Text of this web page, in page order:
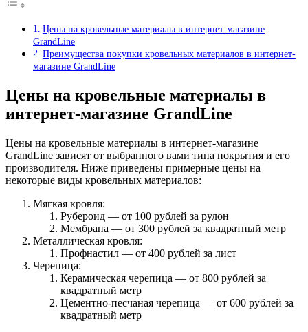
Цены на кровельные материалы в интернет-магазине
GrandLine
Преимущества покупки кровельных материалов в интернет-
магазине GrandLine
Цены на кровельные материалы в
интернет-магазине GrandLine
Цены на кровельные материалы в интернет-магазине
GrandLine зависят от выбранного вами типа покрытия и его
производителя. Ниже приведены примерные цены на
некоторые виды кровельных материалов:
Мягкая кровля:
Рубероид — от 100 рублей за рулон
Мембрана — от 300 рублей за квадратный метр
Металлическая кровля:
Профнастил — от 400 рублей за лист
Черепица:
Керамическая черепица — от 800 рублей за
квадратный метр
Цементно-песчаная черепица — от 600 рублей за
квадратный метр